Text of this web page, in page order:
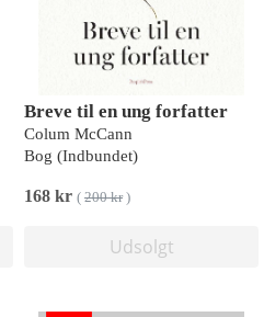
Breve til en ung forfatter
Colum McCann
Bog (Indbundet)
168 kr ( 200 kr)
Udsolgt